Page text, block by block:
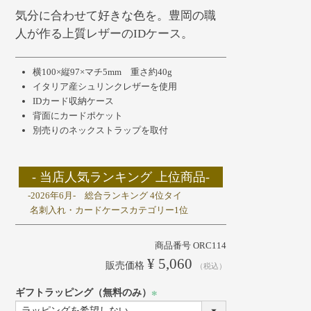
気分に合わせて好きな色を。豊岡の職
人が作る上質レザーのIDケース。
横100×縦97×マチ5mm 重さ約40g
イタリア産シュリンクレザーを使用
IDカード収納ケース
背面にカードポケット
別売りのネックストラップを取付
- 当店人気ランキング 上位商品-
-2026年6月- 総合ランキング 4位タイ
名刺入れ・カードケースカテゴリー1位
商品番号 ORC114
販売価格 ¥ 5,060 税込
ギフトラッピング（無料のみ）